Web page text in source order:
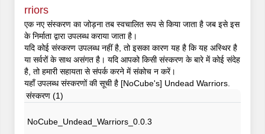
rriors
एक नए संस्करण का जोड़ना तब स्वचालित रूप से किया जाता है जब इसे इस
के निर्माता द्वारा उपलब्ध कराया जाता है।
यदि कोई संस्करण उपलब्ध नहीं है, तो इसका कारण यह है कि यह अस्थिर है
या सर्वरों के साथ असंगत है। यदि आपको किसी संस्करण के बारे में कोई संदेह
है, तो हमारी सहायता से संपर्क करने में संकोच न करें।
यहाँ उपलब्ध संस्करणों की सूची है [NoCube's] Undead Warriors.
संस्करण (1)
NoCube_Undead_Warriors_0.0.3